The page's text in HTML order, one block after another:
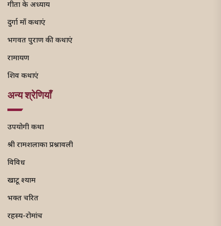
गीता के अध्याय
दुर्गा माँ कथाएं
भगवत पुराण की कथाएं
रामायण
शिव कथाएं
अन्य श्रेणियाँ
उपयोगी कथा
श्री रामशलाका प्रश्नावली
विविध
खाटू श्याम
भक्त चरित
रहस्य-रोमांच